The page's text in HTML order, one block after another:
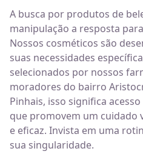
A busca por produtos de
manipulação a resposta
Nossos cosméticos são
suas necessidades
selecionados por nossos
moradores do bairro
Pinhais, isso significa
que promovem um cuidado
e eficaz. Invista em uma
sua singularidade.